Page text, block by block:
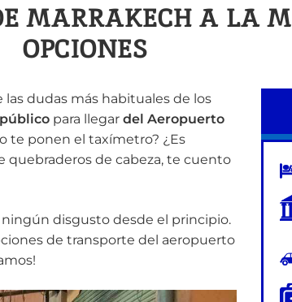
MARRAKECH A LA
OPCIONES
las dudas más habituales de los
para llegar del Aeropuerto
o te ponen el taxímetro? ¿Es
quebraderos de cabeza, te cuento
disgusto desde el principio.
de transporte del aeropuerto